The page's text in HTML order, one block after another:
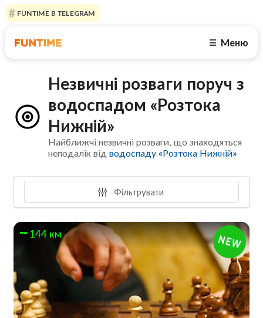
FUNTIME В TELEGRAM
☰ Меню
Незвичні розваги поруч з
водоспадом «Розтока
Нижній»
Найближчі незвичні розваги, що знаходяться
неподалік відводоспаду «Розтока Нижній»
Фільтрувати
144 км